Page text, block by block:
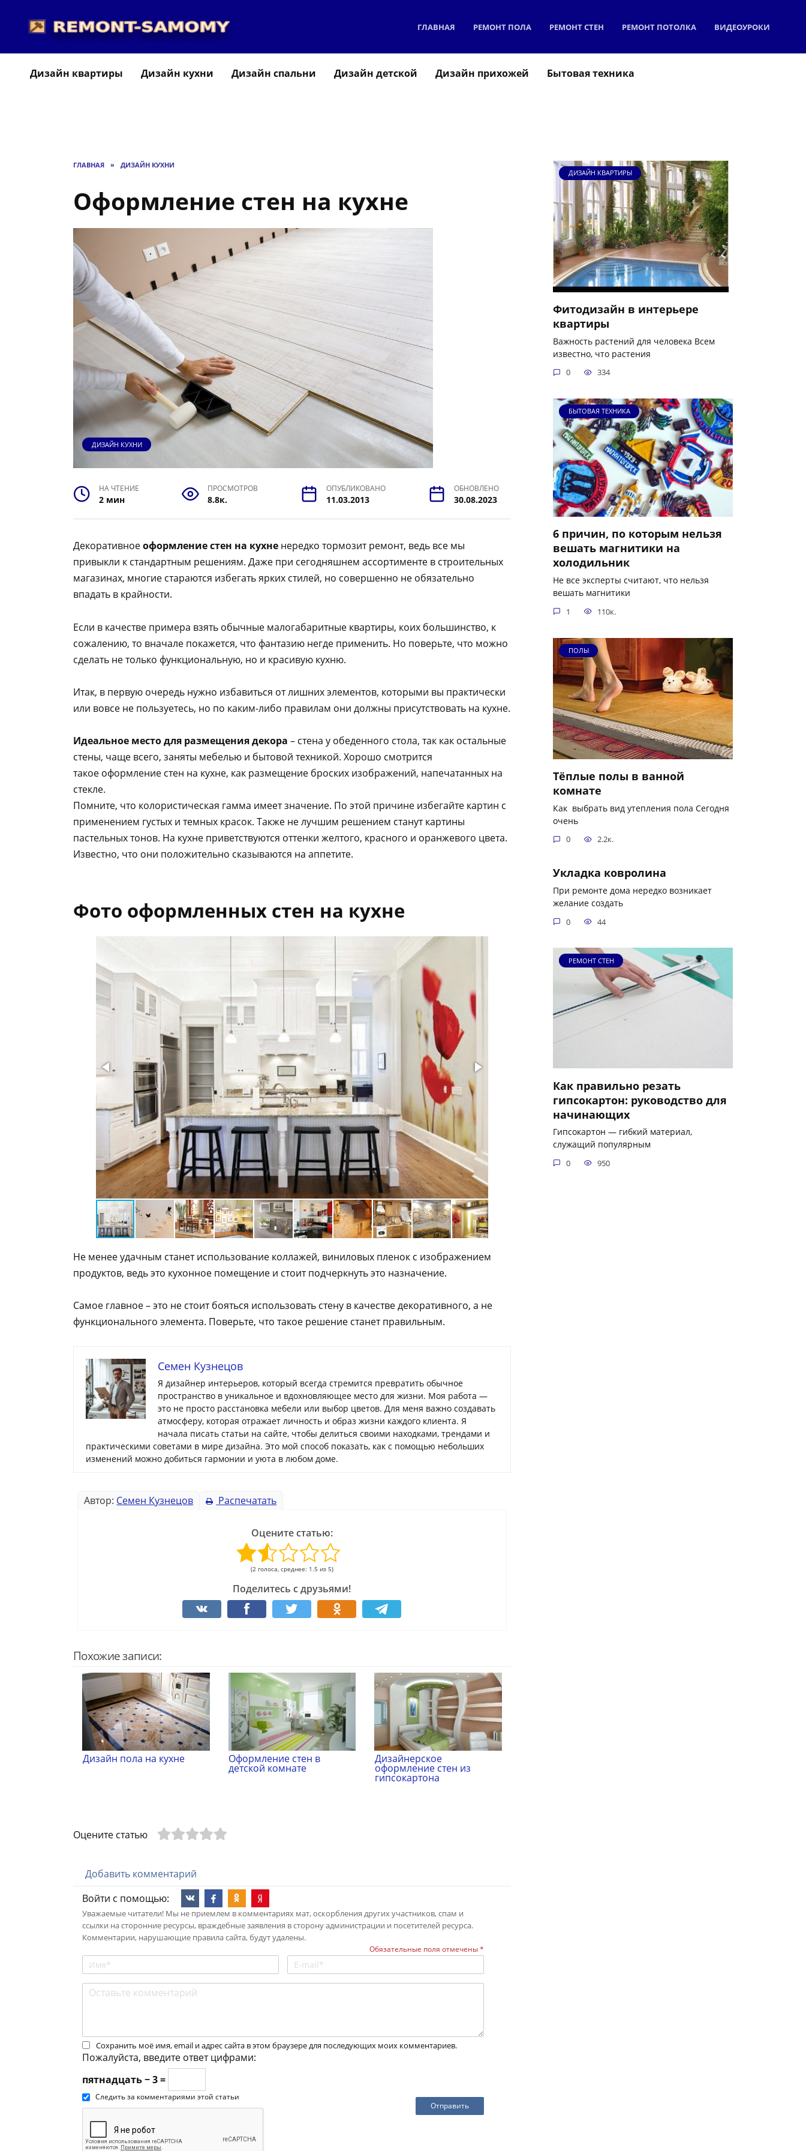
содержанию
ГЛАВНАЯ РЕМОНТ ПОЛА РЕМОНТ СТЕН РЕМОНТ ПОТОЛКА ВИДЕОУРОКИ
Дизайн квартиры Дизайн кухни Дизайн спальни Дизайн детской Дизайн прихожей Бытовая техника
ГЛАВНАЯ » ДИЗАЙН КУХНИ
Оформление стен на кухне
ДИЗАЙН КУХНИ
НА ЧТЕНИЕ
2 мин
ПРОСМОТРОВ
8.8к.
ОПУБЛИКОВАНО
11.03.2013
ОБНОВЛЕНО
30.08.2023
Декоративноеоформление стен на кухне нередко тормозит ремонт, ведь все мы
привыкли к стандартным решениям. Даже при сегодняшнем ассортименте в строительных
магазинах, многие стараются избегать ярких стилей, но совершенно не обязательно
впадать в крайности.
Если в качестве примера взять обычные малогабаритные квартиры, коих большинство, к
сожалению, то вначале покажется, что фантазию негде применить. Но поверьте, что можно
сделать не только функциональную, но и красивую кухню.
Итак, в первую очередь нужно избавиться от лишних элементов, которыми вы практически
или вовсе не пользуетесь, но по каким-либо правилам они должны присутствовать на кухне.
Идеальное место для размещения декора – стена у обеденного стола, так как остальные
стены, чаще всего, заняты мебелью и бытовой техникой. Хорошо смотрится
такое оформление стен на кухне, как размещение броских изображений, напечатанных на
стекле.
Помните, что колористическая гамма имеет значение. По этой причине избегайте картин с
применением густых и темных красок. Также не лучшим решением станут картины
пастельных тонов. На кухне приветствуются оттенки желтого, красного и оранжевого цвета.
Известно, что они положительно сказываются на аппетите.
Фото оформленных стен на кухне
Не менее удачным станет использование коллажей, виниловых пленок с изображением
продуктов, ведь это кухонное помещение и стоит подчеркнуть это назначение.
Самое главное – это не стоит бояться использовать стену в качестве декоративного, а не
функционального элемента. Поверьте, что такое решение станет правильным.
Семен Кузнецов
Я дизайнер интерьеров, который всегда стремится превратить обычное
пространство в уникальное и вдохновляющее место для жизни. Моя работа —
это не просто расстановка мебели или выбор цветов. Для меня важно создавать
атмосферу, которая отражает личность и образ жизни каждого клиента. Я
начала писать статьи на сайте, чтобы делиться своими находками, трендами и
практическими советами в мире дизайна. Это мой способ показать, как с помощью небольших
изменений можно добиться гармонии и уюта в любом доме.
Автор: Семен Кузнецов Распечатать
Оцените статью:
(2 голоса, среднее: 1.5 из 5)
Поделитесь с друзьями!
Похожие записи:
Дизайн пола на кухне Оформление стен в
детской комнате
Дизайнерское
оформление стен из
гипсокартона
Оцените статью
Добавить комментарий
Войти с помощью:
Уважаемые читатели! Мы не приемлем в комментариях мат, оскорбления других участников, спам и
ссылки на сторонние ресурсы, враждебные заявления в сторону администрации и посетителей ресурса.
Комментарии, нарушающие правила сайта, будут удалены.
Обязательные поля отмечены *
Сохранить моё имя, email и адрес сайта в этом браузере для последующих моих комментариев.
Пожалуйста, введите ответ цифрами:
пятнадцать − 3 =
Следить за комментариями этой статьи
ДИЗАЙН КВАРТИРЫ
Фитодизайн в интерьере
квартиры
Важность растений для человека Всем
известно, что растения
0 334
БЫТОВАЯ ТЕХНИКА
6 причин, по которым нельзя
вешать магнитики на
холодильник
Не все эксперты считают, что нельзя
вешать магнитики
1 110к.
ПОЛЫ
Тёплые полы в ванной
комнате
Как выбрать вид утепления пола Сегодня
очень
0 2.2к.
Укладка ковролина
При ремонте дома нередко возникает
желание создать
0 44
РЕМОНТ СТЕН
Как правильно резать
гипсокартон: руководство для
начинающих
Гипсокартон — гибкий материал,
служащий популярным
0 950